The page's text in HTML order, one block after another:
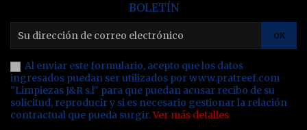
BOLETÍN
Al enviar este formulario, acepto que los datos
ingresados puedan ser utilizados por www.pratreef.com
"Limpiezas J&R s.l" para que puedan acusar recibo de su
solicitud, reproducir y si es necesario gestionar la relación
contractual que pueda surgir.Ver más detalles